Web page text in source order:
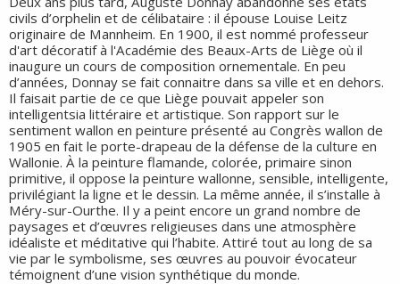
civils d’orphelin et de célibataire : il épouse Louise Leitz
originaire de Mannheim. En 1900, il est nommé professeur
d'art décoratif à l'Académie des Beaux-Arts de Liège où il
inaugure un cours de composition ornementale. En peu
d’années, Donnay se fait connaitre dans sa ville et en dehors.
Il faisait partie de ce que Liège pouvait appeler son
intelligentsia littéraire et artistique. Son rapport sur le
sentiment wallon en peinture présenté au Congrès wallon de
1905 en fait le porte-drapeau de la défense de la culture en
Wallonie. À la peinture flamande, colorée, primaire sinon
primitive, il oppose la peinture wallonne, sensible, intelligente,
privilégiant la ligne et le dessin. La même année, il s’installe à
Méry-sur-Ourthe. Il y a peint encore un grand nombre de
paysages et d’œuvres religieuses dans une atmosphère
idéaliste et méditative qui l’habite. Attiré tout au long de sa
vie par le symbolisme, ses œuvres au pouvoir évocateur
témoignent d’une vision synthétique du monde.